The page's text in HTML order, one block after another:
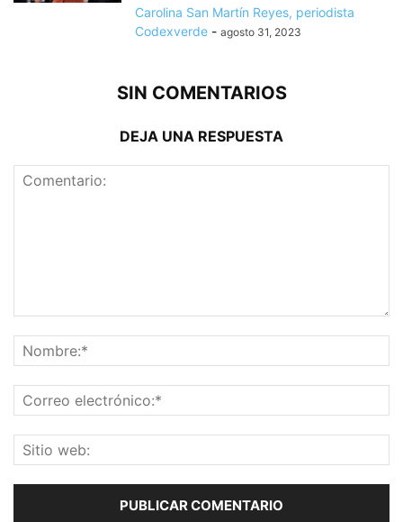
Carolina San Martín Reyes, periodista
Codexverde - agosto 31, 2023
SIN COMENTARIOS
DEJA UNA RESPUESTA